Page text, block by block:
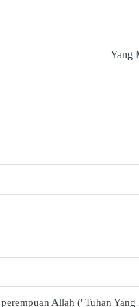
Yang
Allah ("Tuhan